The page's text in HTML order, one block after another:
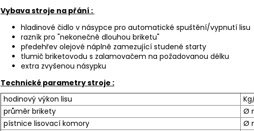
Vybava stroje na přání :
hladinové čidlo v násypce pro automatické spuštění/vypnutí lisu
razník pro "nekonečně dlouhou briketu"
předehřev olejové náplně zamezující studené starty
tlumič briketovodu s zalamovačem na požadovanou délku
extra zvyšenou násypku
Technické parametry stroje :
hodinový výkon lisu
průměr brikety
Ø
pístnice lisovací komory
Ø